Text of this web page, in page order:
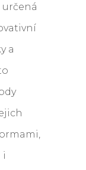
určená
a
i